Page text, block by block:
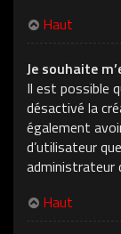
Haut
Je souhaite
Il est possible
désactivé la
également
d’utilisateur
administrateur
Haut